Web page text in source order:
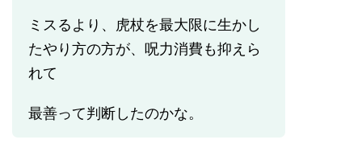
ミスるより、虎杖を最大限に生かし
たやり方の方が、呪力消費も抑えら
れて
最善って判断したのかな。